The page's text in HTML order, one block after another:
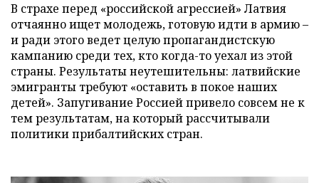
В страхе перед «российской агрессией» Латвия
отчаянно ищет молодежь, готовую идти в армию –
и ради этого ведет целую пропагандистскую
кампанию среди тех, кто когда-то уехал из этой
страны. Результаты неутешительны: латвийские
эмигранты требуют «оставить в покое наших
детей». Запугивание Россией привело совсем не к
тем результатам, на который рассчитывали
политики прибалтийских стран.